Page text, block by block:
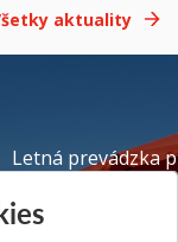
aktuality
Letná prevádzka
Pridané 23.06.2026